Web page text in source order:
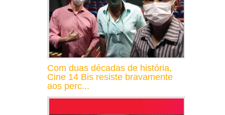
Com duas décadas de história,
Cine 14 Bis resiste bravamente
aos perc...